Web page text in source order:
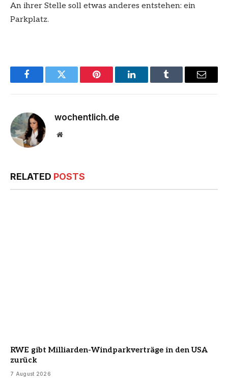
An ihrer Stelle soll etwas anderes entstehen: ein
Parkplatz.
FacebookTwitter Pinterest LinkedInTumblr Email
wochentlich.de
Website
RELATED POSTS
RWE gibt Milliarden-Windparkverträge in den USA
zurück
7 August 2026